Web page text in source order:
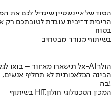
הסוד של איינשטיין שיגדיל לכם את
הריבית דריבית עובדת לטובתכם רק
בטוח
בשיתוף מנורה מבטחים
אל תישארו מאחור – בואו לגלות לאן ה-AI הולך
הבינה המלאכותית לא תחליף
בה!
בשיתוף HIT,המכון הטכנולוגי חולון